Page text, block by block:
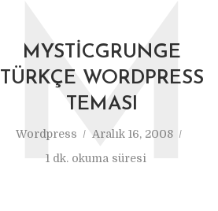
MYSTICGRUNGE
TÜRKÇE WORDPRESS
TEMASI
Wordpress
Aralık 16, 2008
1 dk. okuma süresi
M